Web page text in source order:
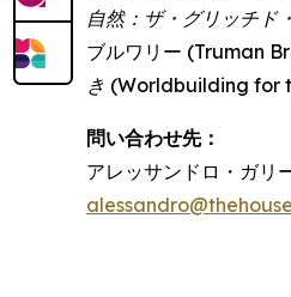
自然：ザ・グリッチド
ブルワリー (Truman
き (Worldbuilding for
問い合わせ先：
アレッサンドロ・ガ